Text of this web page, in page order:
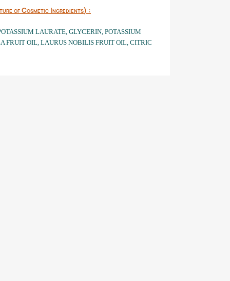
of Cosmetic Ingredients) :
LAURATE, GLYCERIN, POTASSIUM
FRUIT OIL, LAURUS NOBILIS FRUIT OIL, CITRIC